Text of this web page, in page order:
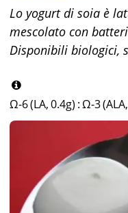
Lo yogurt di soia è
mescolato con
Disponibili biologici,
Ω-6 (LA, 0.4g) :Ω-3